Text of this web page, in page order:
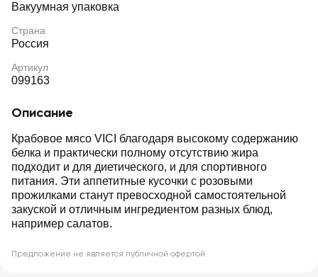
Вакуумная упаковка
Страна
Россия
Артикул
099163
Описание
Крабовое мясо VICI благодаря высокому содержанию
белка и практически полному отсутствию жира
подходит и для диетического, и для спортивного
питания. Эти аппетитные кусочки с розовыми
прожилками станут превосходной самостоятельной
закуской и отличным ингредиентом разных блюд,
например салатов.
Предложение не является публичной офертой